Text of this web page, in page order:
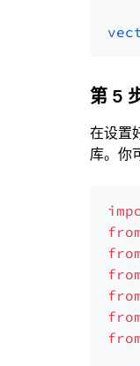
第 5
在设置
库。你